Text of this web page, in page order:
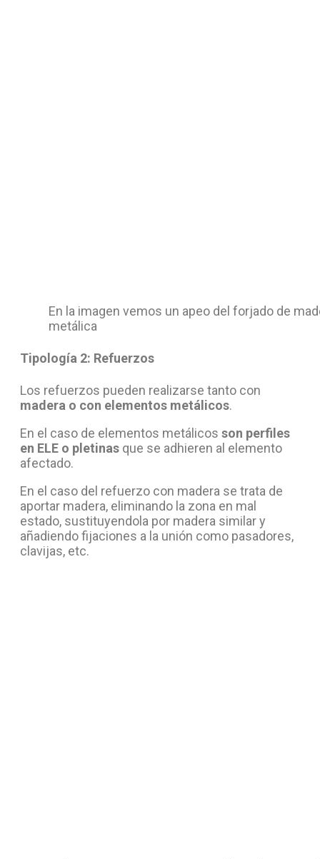
En la imagen vemos un apeo del forjado de
metálica
Tipología 2: Refuerzos
Los refuerzos pueden realizarse tanto con
madera o con elementos metálicos.
En el caso de elementos metálicos son perfiles
en ELE o pletinas que se adhieren al elemento
afectado.
En el caso del refuerzo con madera se trata de
aportar madera, eliminando la zona en mal
estado, sustituyendola por madera similar y
añadiendo fijaciones a la unión como pasadores,
clavijas, etc.